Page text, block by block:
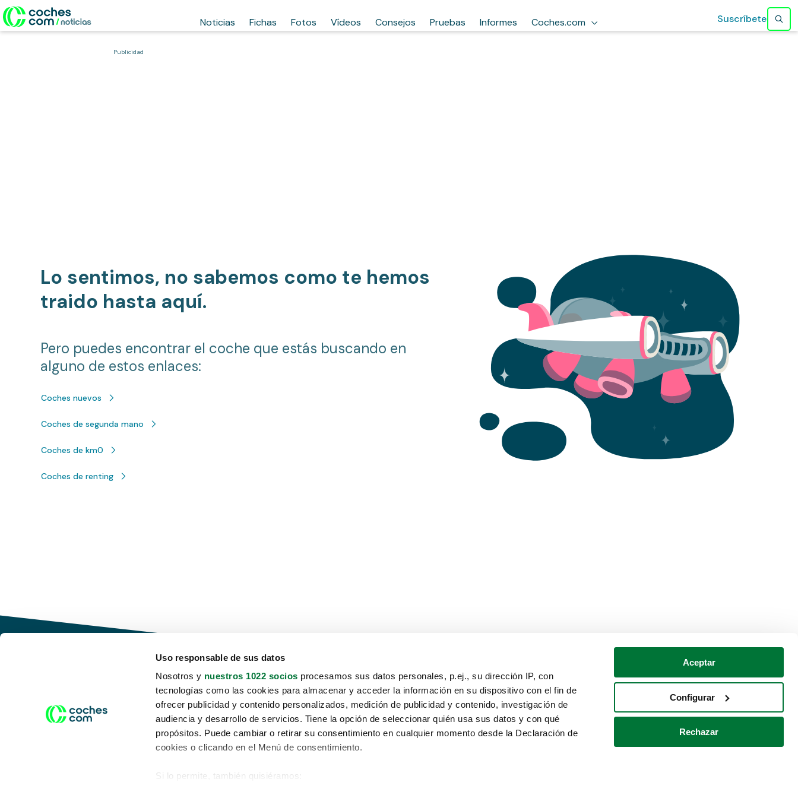
Uso responsable de sus datos
Nosotros y nuestros 1022 socios procesamos sus datos personales, p.ej., su dirección IP, con
tecnologías como las cookies para almacenar y acceder la información en su dispositivo con el fin de
ofrecer publicidad y contenido personalizados, medición de publicidad y contenido, investigación de
audiencia y desarrollo de servicios. Tiene la opción de seleccionar quién usa sus datos y con qué
propósitos. Puede cambiar o retirar su consentimiento en cualquier momento desde la Declaración de
cookies o clicando en el Menú de consentimiento.
Si lo permite, también quisiéramos:
Aceptar
Configurar
Rechazar
Noticias Fichas Fotos Vídeos Consejos Pruebas Informes Coches.com Suscríbete
Publicidad
Lo sentimos, no sabemos como te hemos
traido hasta aquí.
Pero puedes encontrar el coche que estás buscando en
alguno de estos enlaces:
Coches nuevos
Coches de segunda mano
Coches de km0
Coches de renting
Conduce tu futuro,
desata tu movilidad